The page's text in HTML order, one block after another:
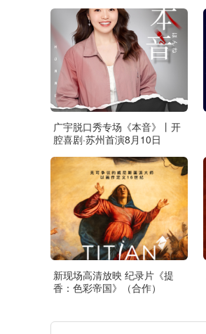
广宇脱口秀专场《本音》丨开
腔喜剧·苏州首演8月10日
新现场高清放映 纪录片《提
香：色彩帝国》（合作）